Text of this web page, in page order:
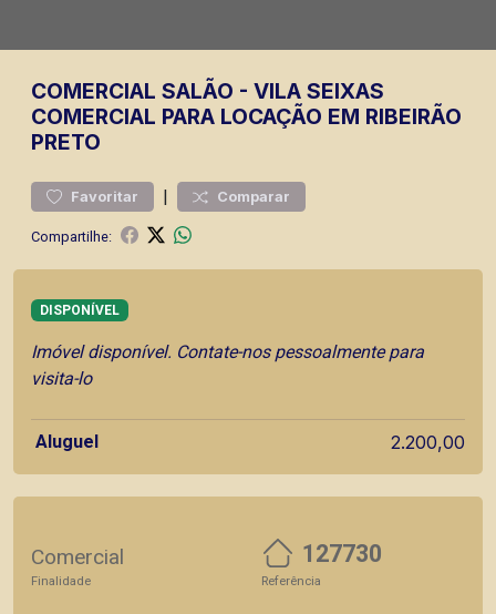
COMERCIAL SALÃO - VILA SEIXAS
COMERCIAL PARA LOCAÇÃO EM RIBEIRÃO
PRETO
Favoritar | Comparar
Compartilhe:
DISPONÍVEL
Imóvel disponível. Contate-nos pessoalmente para
visita-lo
Aluguel 2.200,00
Comercial
Finalidade
127730
Referência